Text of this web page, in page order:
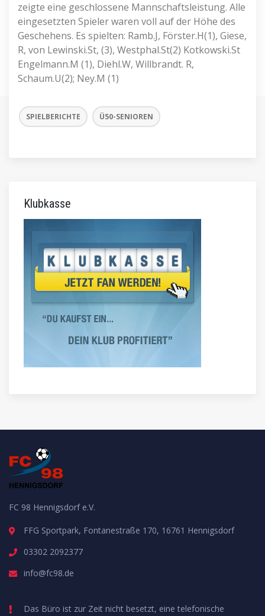
zeigte eine geschlossene Mannschaftsleistung. Alle
eingesetzten Spieler waren voll auf der Höhe des
Geschehens. Es spielten: Ramb.J, Förster.H(1), Giese,
R, von Lewinski.St, (3), Westphal.St(2) Kotkowski.St
Engelmann.M (1), Diehl.W, Willbrandt. R,
Schaum.U(2); Ney.M (1)
SPIELBERICHTE Ü50-SENIOREN
Klubkasse
FC 98 Hennigsdorf e.V.
FFG Sportpark, Fontanestraße 170, 16761 Hennigsdorf
03302 2092377
info@fc98.de
Das Büro ist zur Zeit nicht besetzt, eine telefonische